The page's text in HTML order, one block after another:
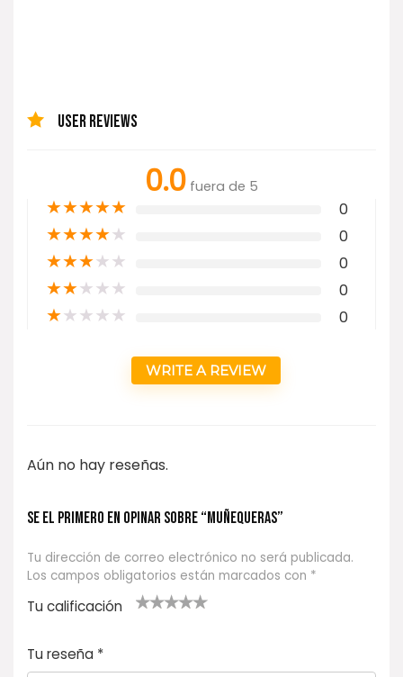
USER REVIEWS
0.0 fuera de 5
★★★★★ 0
★★★★★ 0
★★★★★ 0
★★★★★ 0
★★★★★ 0
WRITE A REVIEW
Aún no hay reseñas.
Se el primero en opinar sobre “MUÑEQUERAS”
Tu dirección de correo electrónico no será publicada.
Los campos obligatorios están marcados con *
Tu calificación
e
5
las
s
Tu reseña *